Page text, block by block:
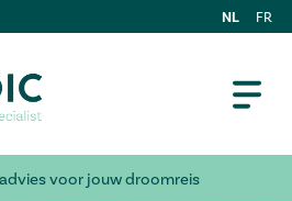
NL FR
voor jouw droomreis